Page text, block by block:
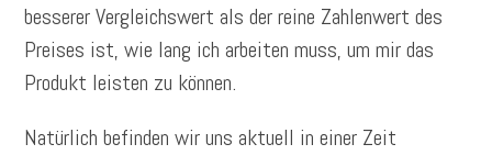
besserer Vergleichswert als der reine Zahlenwert des
Preises ist, wie lang ich arbeiten muss, um mir das
Produkt leisten zu können.
Natürlich befinden wir uns aktuell in einer Zeit